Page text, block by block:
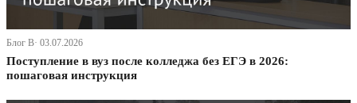
Блог В· 03.07.2026
Поступление в вуз после колледжа без ЕГЭ в 2026:
пошаговая инструкция